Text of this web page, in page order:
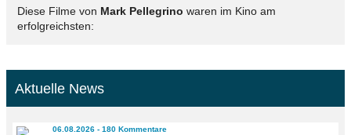
Diese Filme von Mark Pellegrino waren im Kino am
erfolgreichsten:
Aktuelle News
06.08.2026 - 180 Kommentare